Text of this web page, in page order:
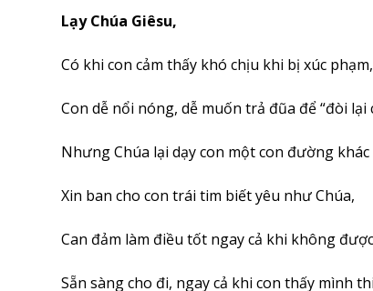
Lạy Chúa Giêsu,
Có khi con cảm thấy khó chịu khi bị xúc
Con dễ nổi nóng, dễ muốn trả đũa để “đòi lại
Nhưng Chúa lại dạy con một con đường
Xin ban cho con trái tim biết yêu như Chúa,
Can đảm làm điều tốt ngay cả khi không
Sẵn sàng cho đi, ngay cả khi con thấy mình